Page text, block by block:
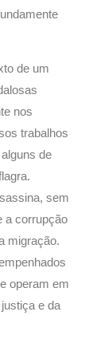
de um
nos
trabalhos
de
sem
a corrupção
migração.
operam em
e da